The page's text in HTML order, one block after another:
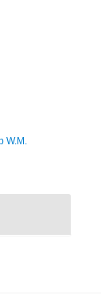
W.M.